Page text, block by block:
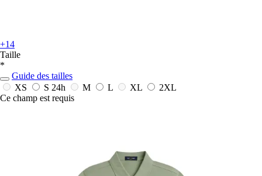
+14
Taille
*
Guide des tailles
XS
S 24h M L XL
2XL
Ce champ est requis